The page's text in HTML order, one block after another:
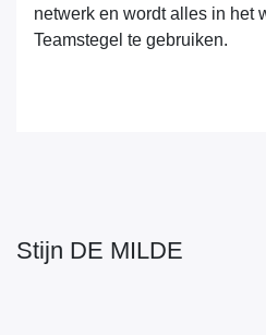
en wordt alles in het werk
te gebruiken.
Stijn DE MILDE